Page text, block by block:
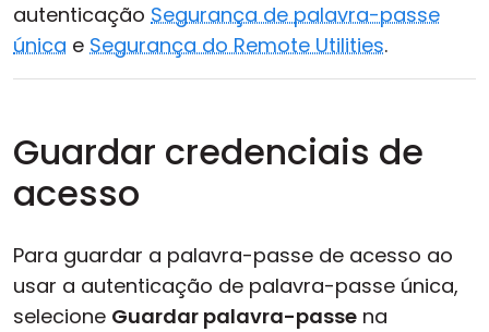
autenticação Segurança de palavra-passe
única e Segurança do Remote Utilities.
Guardar credenciais de
acesso
Para guardar a palavra-passe de acesso ao
usar a autenticação de palavra-passe única,
selecione Guardar palavra-passe na